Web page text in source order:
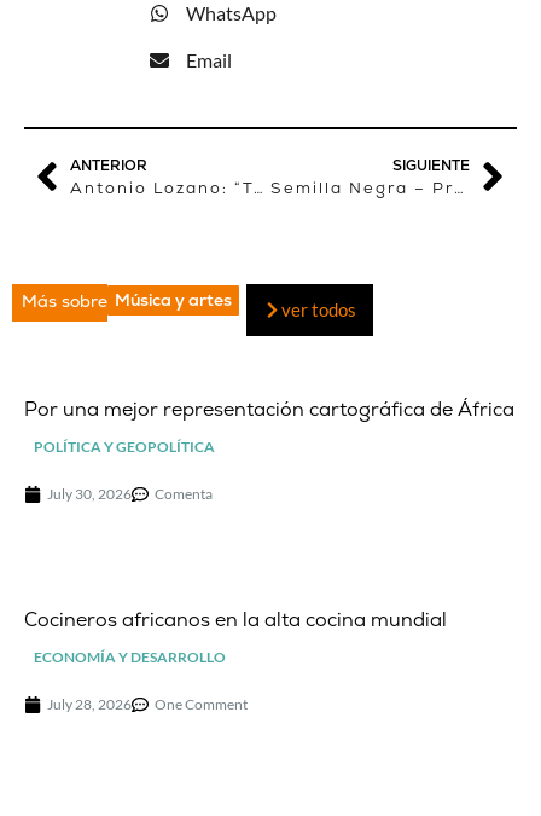
WhatsApp
Email
ANTERIOR
Antonio Lozano: “Tenemos que retener de Mandela la convicción para combatir la injusticia”
SIGUIENTE
Semilla Negra – Programa 61: Canciones que nos cuentan África en los libros de Antonio Lozano
Más sobre Música y artes ver todos
Por una mejor representación cartográfica de África
POLÍTICA Y GEOPOLÍTICA
July 30, 2026 Comenta
Cocineros africanos en la alta cocina mundial
ECONOMÍA Y DESARROLLO
July 28, 2026 One Comment